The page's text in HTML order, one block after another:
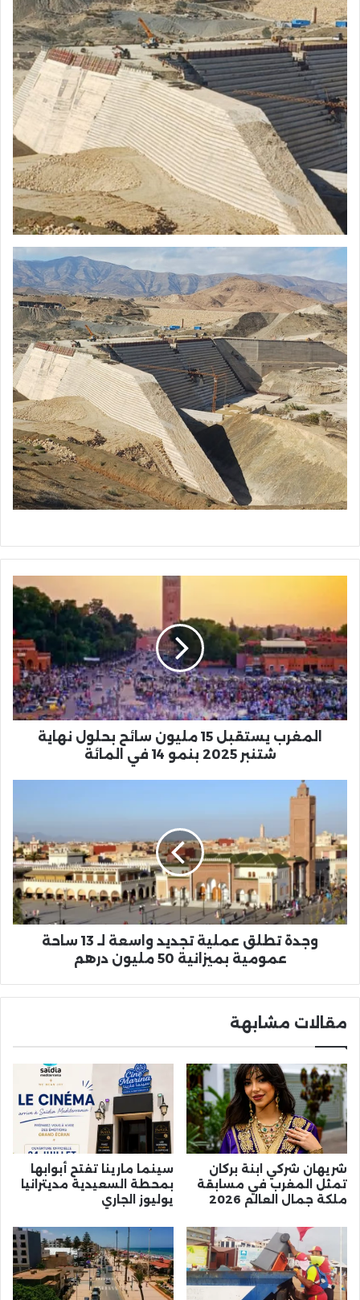
مليون
سائح
بحلول
نهاية
شتنبر
2025
المغرب يستقبل 15 مليون سائح بحلول نهاية
شتنبر 2025 بنمو 14 في المائة
تجديد
واسعة
لـ
13
ساحة
عمومية
بميزانية
وجدة تطلق عملية تجديد واسعة لـ 13 ساحة
عمومية بميزانية 50 مليون درهم
مقالات مشابهة
شريهان شركي ابنة بركان
تمثل المغرب في مسابقة
ملكة جمال العالم 2026
سينما مارينا تفتح أبوابها
بمحطة السعيدية مديترانيا
يوليوز الجاري